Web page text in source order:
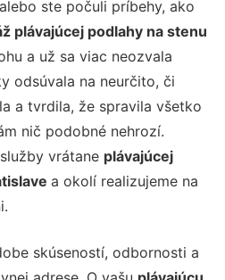
ste počuli príbehy, ako
plávajúcej podlahy na stenu
a už sa viac neozvala
odsúvala na neurčito, či
a tvrdila, že spravila všetko
nič podobné nehrozí.
vrátane plávajúcej
a okolí realizujeme na
skúseností, odbornosti a